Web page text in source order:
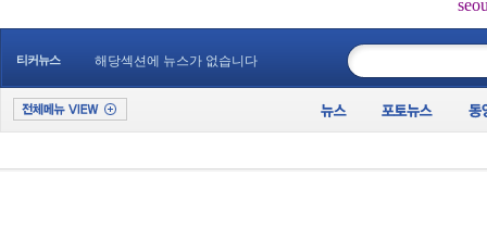
티커뉴스 해당섹션에 뉴스가 없습니다